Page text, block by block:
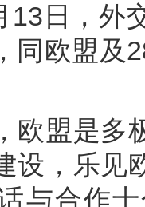
日，外交
同欧盟及
盟是多极
设，乐见
与合作